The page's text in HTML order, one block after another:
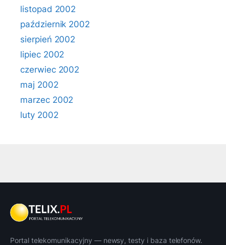
listopad 2002
październik 2002
sierpień 2002
lipiec 2002
czerwiec 2002
maj 2002
marzec 2002
luty 2002
Portal telekomunikacyjny — newsy, testy i baza telefonów.